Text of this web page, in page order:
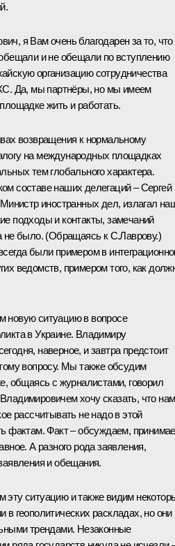
я Вам очень благодарен за то, что
и не обещали по вступлению
организацию сотрудничества
Да, мы партнёры, но мы имеем
жить и работать.
возвращения к нормальному
на международных площадках
тем глобального характера.
составе наших делегаций – Сергей
иностранных дел, излагал
подходы и контакты, замечаний
не было. (Обращаясь к С.Лаврову.)
были примером в
ведомств, примером того, как
новую ситуацию в вопросе
в Украине. Владимиру
наверное, и завтра предстоит
вопросу. Мы также обсудим
общаясь с журналистами, говорил
хочу сказать, что нам
рассчитывать не надо в этой
фактам. Факт – обсуждаем,
А разного рода заявления,
и обещания.
ситуацию и также видим
в геополитических раскладах, но они
трендами. Незаконные